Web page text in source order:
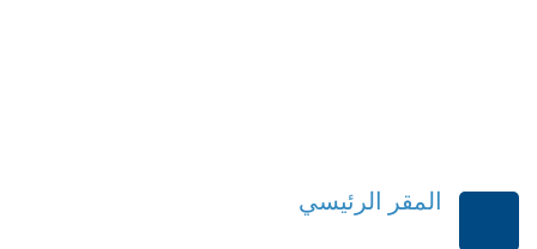
المقر الرئيسي